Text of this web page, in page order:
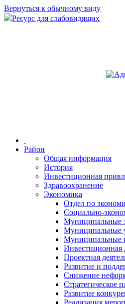
Вернуться к обычному виду
Ресурс для слабовидящих
Район
Общая информация
История
Инвестиционная
Здравоохранение
Экономика
Отдел по
Социально-
Муниципальные
Муниципальные
Муниципальные
Инвестиционная
Проектная
Развитие и
Снижение
Стратегическое
Развитие
Реализация